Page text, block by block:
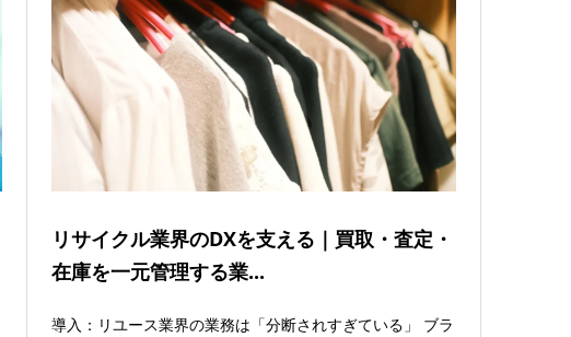
リサイクル業界のDXを支える｜買取・査定・
在庫を一元管理する業...
導入：リユース業界の業務は「分断されすぎている」 ブラ